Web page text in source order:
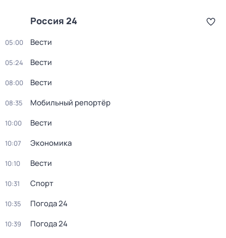
Россия 24
05:00 Вести
05:24 Вести
08:00 Вести
08:35 Мобильный репортёр
10:00 Вести
10:07 Экономика
10:10 Вести
10:31 Спорт
10:35 Погода 24
10:39 Погода 24